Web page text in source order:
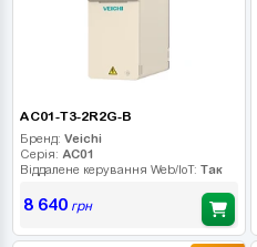
AC01-T3-2R2G-B
Бренд: Veichi
Серія: AC01
Віддалене керування Web/IoT: Так
8 640грн